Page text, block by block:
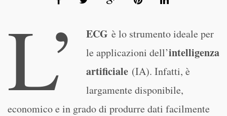
L’ ECG è lo strumento ideale per
le applicazioni dell’intelligenza
artificiale(IA). Infatti, è
largamente disponibile,
economico e in grado di produrre dati facilmente